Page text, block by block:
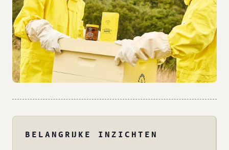
BELANGRIJKE INZICHTEN